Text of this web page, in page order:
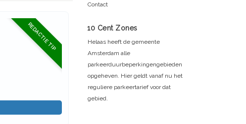
REDACTIE TIP
Contact
10 Cent Zones
Helaas heeft de gemeente
Amsterdam alle
parkeerduurbeperkingengebieden
opgeheven. Hier geldt vanaf nu het
reguliere parkeertarief voor dat
gebied.